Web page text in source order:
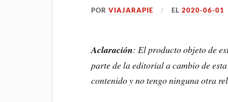
PORVIAJARAPIE EL2020-06-01
Aclaración: El producto objeto de
parte de la editorial a cambio de
contenido y no tengo ninguna otra